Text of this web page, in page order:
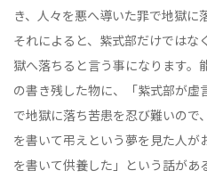
き、人々を悪へ導いた罪で地獄に
それによると、紫式部だけではな
獄へ落ちると言う事になります。
の書き残した物に、「紫式部が虚
で地獄に落ち苦患を忍び難いので
を書いて弔えという夢を見た人が
を書いて供養した」という話があ